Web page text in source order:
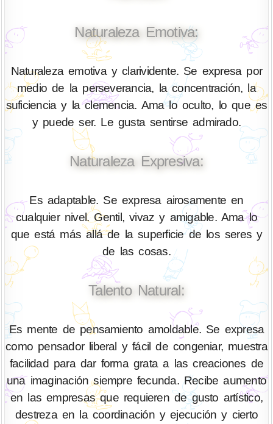
Naturaleza Emotiva:
Naturaleza emotiva y clarividente. Se expresa por
medio de la perseverancia, la concentración, la
suficiencia y la clemencia. Ama lo oculto, lo que es
y puede ser. Le gusta sentirse admirado.
Naturaleza Expresiva:
Es adaptable. Se expresa airosamente en
cualquier nivel. Gentil, vivaz y amigable. Ama lo
que está más allá de la superficie de los seres y
de las cosas.
Talento Natural:
Es mente de pensamiento amoldable. Se expresa
como pensador liberal y fácil de congeniar, muestra
facilidad para dar forma grata a las creaciones de
una imaginación siempre fecunda. Recibe aumento
en las empresas que requieren de gusto artístico,
destreza en la coordinación y ejecución y cierto